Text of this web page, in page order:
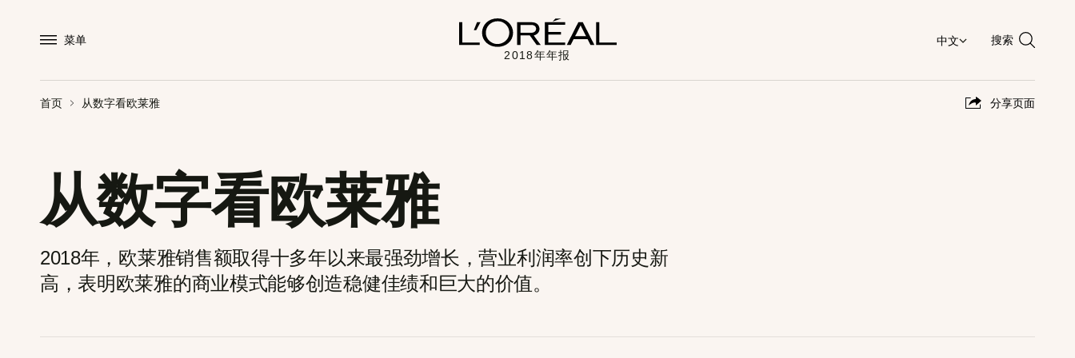
菜单
2018年年报
搜索
首页 从数字看欧莱雅 分享页面
从数字看欧莱雅
2018年，欧莱雅销售额取得十多年以来最强劲增长，营业利润率创下历史新
高，表明欧莱雅的商业模式能够创造稳健佳绩和巨大的价值。